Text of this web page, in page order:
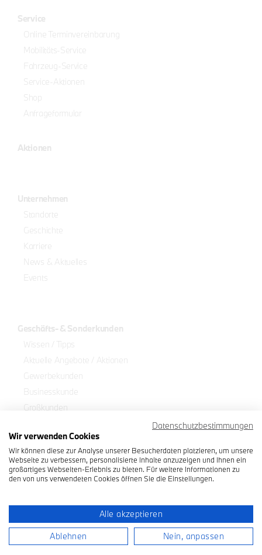
Service
Online Terminvereinbarung
Mobilitäts-Service
Fahrzeug-Service
Service-Aktionen
Anfrageformular
Aktionen
Unternehmen
Standorte
Geschichte
Karriere
News & Aktuelles
Events
Geschäfts- & Sonderkunden
Wissen / Tipps
Aktuelle Angebote / Aktionen
Gewerbekunden
Businesskunde
Großkunden
Journalisten
Mobilitätseingeschränkte Personen
Übersicht Geschäfts- & Sonderkunden
Newsletter
Datenschutz
Rechtlicher Hinweis
Datenschutzbestimmungen
Wir verwenden Cookies
Wir können diese zur Analyse unserer Besucherdaten platzieren, um unsere
Webseite zu verbessern, personalisierte Inhalte anzuzeigen und Ihnen ein
großartiges Webseiten-Erlebnis zu bieten. Für weitere Informationen zu
den von uns verwendeten Cookies öffnen Sie die Einstellungen.
Alle akzeptieren
Ablehnen
Nein, anpassen